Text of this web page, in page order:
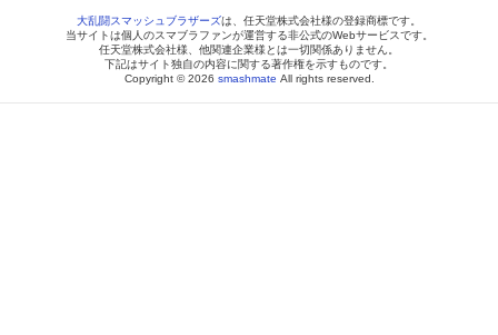
大乱闘スマッシュブラザーズは、任天堂株式会社様の登録商標です。
当サイトは個人のスマブラファンが運営する非公式のWebサービスです。
任天堂株式会社様、他関連企業様とは一切関係ありません。
下記はサイト独自の内容に関する著作権を示すものです。
Copyright © 2026 smashmate All rights reserved.